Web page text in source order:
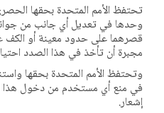
تحتفظ الأمم المتحدة بحقها
وحدها في تعديل أي جانب من
قصرهما على حدود معينة أو الكف
مجبرة أن تأخذ في هذا الصدد
وتحتفظ الأمم المتحدة بحقها
في منع أي مستخدم من دخول هذا
إشعار.